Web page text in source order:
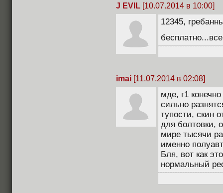
J EVIL [10.07.2014 в 10:00]
12345,
imai [11.07.2014 в 02:08]
мде, г1
сильно
тупости, скин
для болтовки,
мире тысячи
именно
Бля, вот как
нормальный